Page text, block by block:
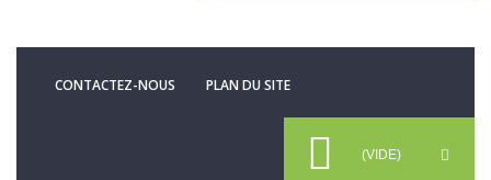
CONTACTEZ-NOUS PLAN DU SITE
(VIDE)